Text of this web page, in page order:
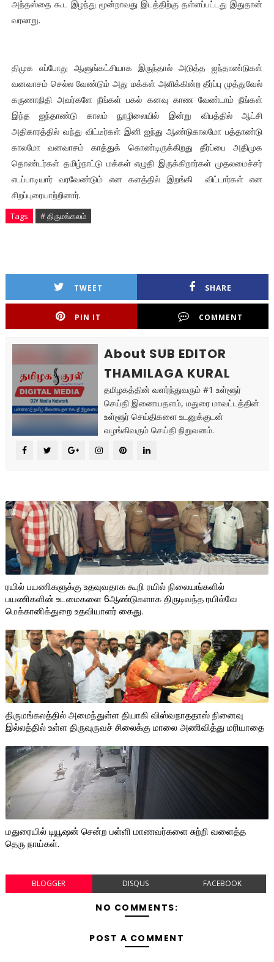
அந்தஸ்தை கூட இழந்து மூன்றாவது இடத்திற்கு தள்ளப்பட்டது இதுதான்
வரலாறு.
திமுக எப்போது ஆளுங்கட்சியாக இருந்தால் அடுத்த ஐந்தாண்டுகள்
வனவாசம் செல்ல வேண்டும் அது மக்கள் அளிக்கின்ற தீர்ப்பு முத்துவேல்
கருணாநிதி அவர்களே நீங்கள் பகல் கனவு காண வேண்டாம் நீங்கள்
இந்த ஐந்தாண்டு காலம் நூழிலையில் இன்று விபத்தில் ஆட்சி
அதிகாரத்தில் வந்து விட்டீர்கள் இனி ஐந்து ஆண்டுகாலமோ பத்தாண்டு
காலமோ வனவாசம் காத்துக் கொண்டிருக்கிறது தீர்ப்பை அதிமுக
தொண்டர்கள் தமிழ்நாட்டு மக்கள் எழுதி இருக்கிறார்கள் முதலமைச்சர்
எடப்பாடியார் வரவேண்டும் என களத்தில் இறங்கி விட்டார்கள் என
சிறப்புரையாற்றினார்.
Tags # திருமங்கலம்
TWEET SHARE
PIN IT COMMENT
About SUB EDITOR
THAMILAGA KURAL
தமிழகத்தின் வளர்ந்துவரும் #1 உள்ளூர்
செய்தி இணையதளம், மதுரை மாவட்டத்தின்
உள்ளூர் செய்திகளை உடனுக்குடன்
வழங்கிவரும் செய்தி நிறுவனம்.
ரயில் பயணிகளுக்கு உதவுவதாக கூறி ரயில் நிலையங்களில்
பயணிகளின் உடமைகளை 6ஆண்டுகளாக திருடிவந்த ரயில்வே
மெக்கானிக்துறை உதவியாளர் கைது.
திருமங்கலத்தில் அமைந்துள்ள தியாகி விஸ்வநாததாஸ் நினைவு
இல்லத்தில் உள்ள திருவுருவச் சிலைக்கு மாலை அணிவித்து மரியாதை
மதுரையில் டியூஷன் சென்ற பள்ளி மாணவர்களை சுற்றி வளைத்த
தெரு நாய்கள்.
BLOGGER DISQUS FACEBOOK
NO COMMENTS:
POST A COMMENT